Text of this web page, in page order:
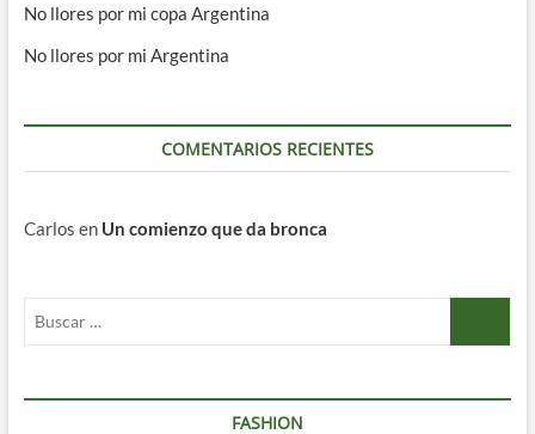
No llores por mi copa Argentina
No llores por mi Argentina
COMENTARIOS RECIENTES
Carlos en Un comienzo que da bronca
FASHION